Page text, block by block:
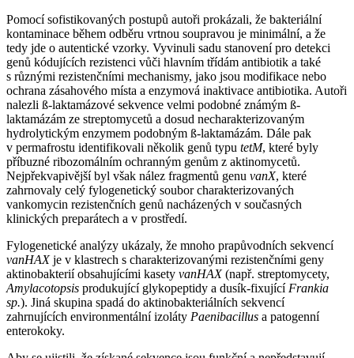
Pomocí sofistikovaných postupů autoři prokázali, že bakteriální
kontaminace během odběru vrtnou soupravou je minimální, a že
tedy jde o autentické vzorky. Vyvinuli sadu stanovení pro detekci
genů kódujících rezistenci vůči hlavním třídám antibiotik a také
s různými rezistenčními mechanismy, jako jsou modifikace nebo
ochrana zásahového místa a enzymová inaktivace antibiotika. Autoři
nalezli ß-laktamázové sekvence velmi podobné známým ß-
laktamázám ze streptomycetů a dosud necharakterizovaným
hydrolytickým enzymem podobným ß-laktamázám. Dále pak
v permafrostu identifikovali několik genů typu tetM, které byly
příbuzné ribozomálním ochranným genům z aktinomycetů.
Nejpřekvapivější byl však nález fragmentů genu vanX, které
zahrnovaly celý fylogenetický soubor charakterizovaných
vankomycin rezistenčních genů nacházených v současných
klinických preparátech a v prostředí.
Fylogenetické analýzy ukázaly, že mnoho prapůvodních sekvencí
vanHAXje v klastrech s charakterizovanými rezistenčními geny
aktinobakterií obsahujícími kasety vanHAX(např. streptomycety,
Amylacotopsis produkující glykopeptidy a dusík-fixující Frankia
sp.). Jiná skupina spadá do aktinobakteriálních sekvencí
zahrnujících environmentální izoláty Paenibacillus a patogenní
enterokoky.